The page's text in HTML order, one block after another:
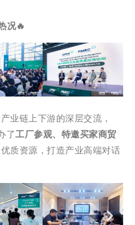
况🔥
业链上下游的深层交流，
了工厂参观、特邀买家商贸
质资源，打造产业高端对话